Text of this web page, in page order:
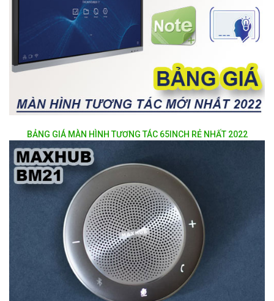
BẢNG GIÁ MÀN HÌNH TƯƠNG TÁC 65INCH RẺ NHẤT 2022